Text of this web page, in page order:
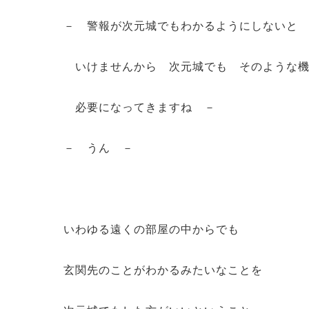
－ 警報が次元城でもわかるようにしないと
いけませんから 次元城でも そのような
必要になってきますね －
－ うん －
いわゆる遠くの部屋の中からでも
玄関先のことがわかるみたいなことを